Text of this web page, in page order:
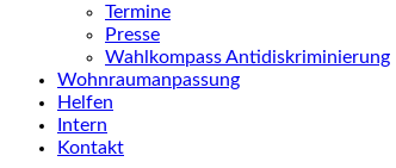
Termine
Presse
Wahlkompass Antidiskriminierung
Wohnraumanpassung
Helfen
Intern
Kontakt